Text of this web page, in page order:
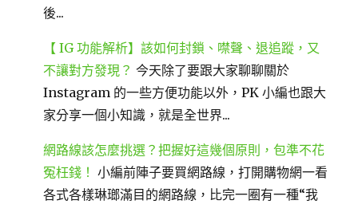
後...
【 IG 功能解析】該如何封鎖、噤聲、退追蹤，又
不讓對方發現？ 今天除了要跟大家聊聊關於
Instagram 的一些方便功能以外，PK 小編也跟大
家分享一個小知識，就是全世界...
網路線該怎麼挑選？把握好這幾個原則，包準不花
冤枉錢！ 小編前陣子要買網路線，打開購物網一看
各式各樣琳瑯滿目的網路線，比完一圈有一種“我